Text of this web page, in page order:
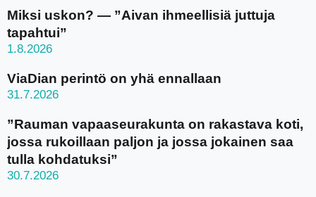
Miksi uskon? — ”Aivan ihmeellisiä juttuja
tapahtui”
1.8.2026
ViaDian perintö on yhä ennallaan
31.7.2026
”Rauman vapaaseurakunta on rakastava koti,
jossa rukoillaan paljon ja jossa jokainen saa
tulla kohdatuksi”
30.7.2026